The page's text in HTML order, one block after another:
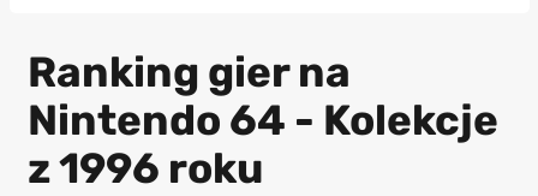
Ranking gier na
Nintendo 64 - Kolekcje
z 1996 roku